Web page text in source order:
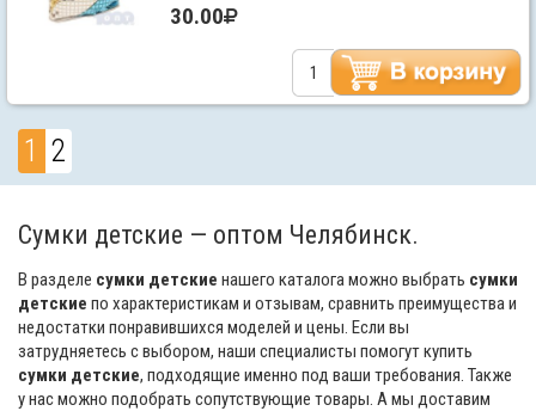
30.00
1 2
Сумки детские — оптом Челябинск.
В разделе сумки детские нашего каталога можно выбрать сумки
детские по характеристикам и отзывам, сравнить преимущества и
недостатки понравившихся моделей и цены. Если вы
затрудняетесь с выбором, наши специалисты помогут купить
сумки детские, подходящие именно под ваши требования. Также
у нас можно подобрать сопутствующие товары. А мы доставим